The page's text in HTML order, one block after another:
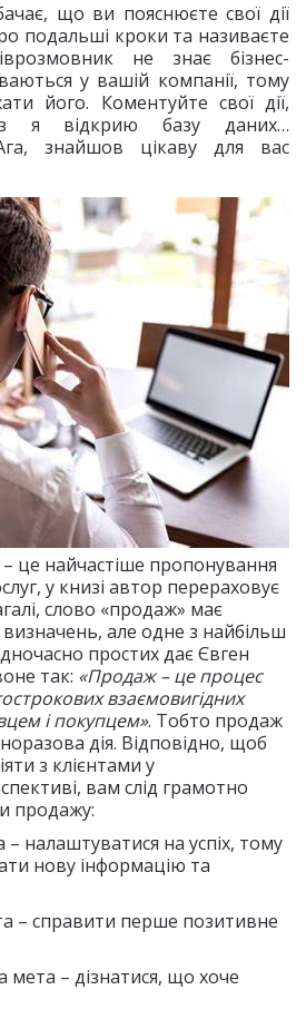
що ви пояснюєте свої дії
подальші кроки та називаєте
не знає бізнес-
у вашій компанії, тому
його. Коментуйте свої дії,
я відкрию базу даних…
знайшов цікаву для вас
це найчастіше пропонування
у книзі автор перераховує
слово «продаж» має
визначень, але одне з найбільш
простих дає Євген
так: «Продаж – це процес
взаємовигідних
і покупцем». Тобто продаж
дія. Відповідно, щоб
з клієнтами у
вам слід грамотно
продажу:
– налаштуватися на успіх, тому
нову інформацію та
– справити перше позитивне
мета – дізнатися, що хоче